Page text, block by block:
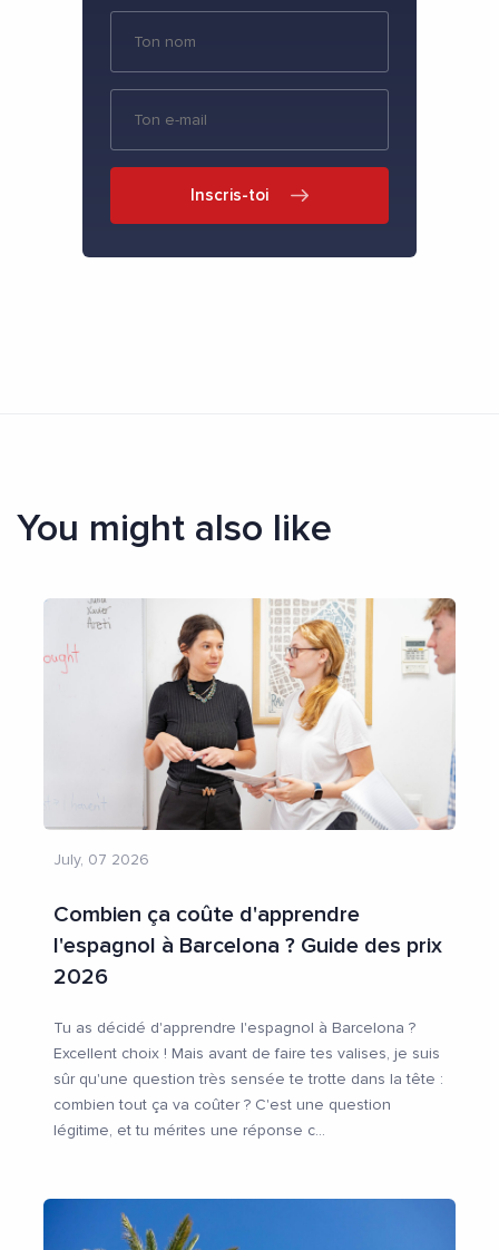
Inscris-toi
You might also like
July, 07 2026
Combien ça coûte d'apprendre
l'espagnol à Barcelona ? Guide des prix
2026
Tu as décidé d'apprendre l'espagnol à Barcelona ?
Excellent choix ! Mais avant de faire tes valises, je suis
sûr qu'une question très sensée te trotte dans la tête :
combien tout ça va coûter ? C'est une question
légitime, et tu mérites une réponse c...